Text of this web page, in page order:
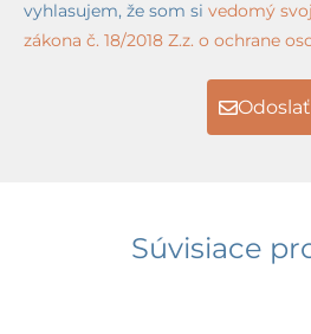
vyhlasujem, že som si vedomý
zákona č. 18/2018 Z.z. o ochrane
Odoslať
Súvisiace